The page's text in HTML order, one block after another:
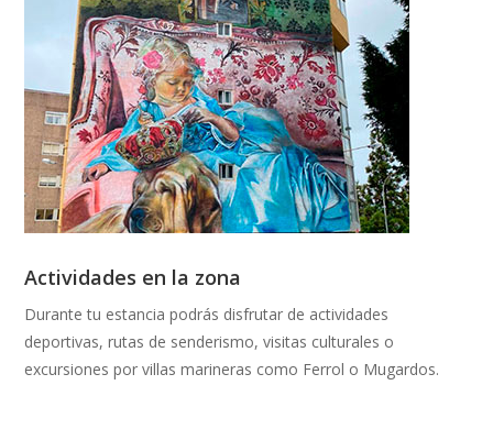
Actividades en la zona
Durante tu estancia podrás disfrutar de actividades
deportivas, rutas de senderismo, visitas culturales o
excursiones por villas marineras como Ferrol o Mugardos.